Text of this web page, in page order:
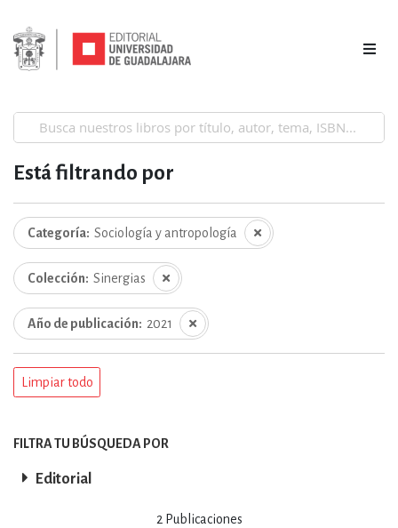
2 Publicaciones
Está filtrando por
Categoría Sociología y antropología
Colección Sinergias
Año de publicación 2021
Limpiar todo
FILTRA TU BÚSQUEDA POR
Editorial